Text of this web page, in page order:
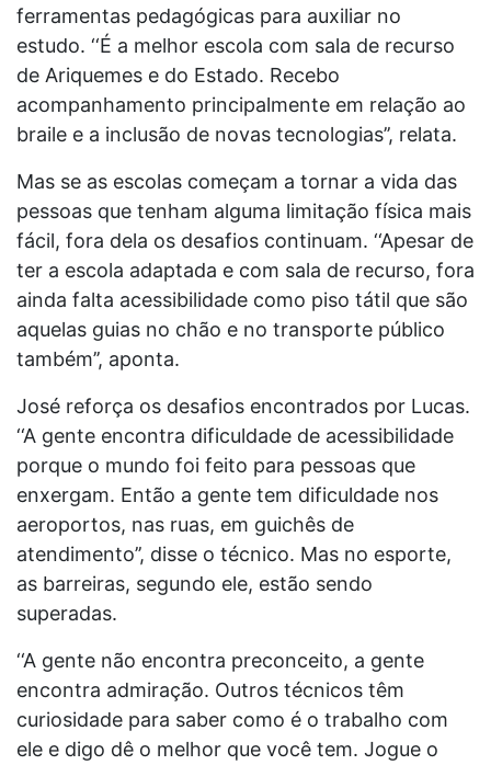
ferramentas pedagógicas para auxiliar no
estudo. ‘‘É a melhor escola com sala de recurso
de Ariquemes e do Estado. Recebo
acompanhamento principalmente em relação ao
braile e a inclusão de novas tecnologias’’, relata.
Mas se as escolas começam a tornar a vida das
pessoas que tenham alguma limitação física mais
fácil, fora dela os desafios continuam. ‘‘Apesar de
ter a escola adaptada e com sala de recurso, fora
ainda falta acessibilidade como piso tátil que são
aquelas guias no chão e no transporte público
também’’, aponta.
José reforça os desafios encontrados por Lucas.
‘‘A gente encontra dificuldade de acessibilidade
porque o mundo foi feito para pessoas que
enxergam. Então a gente tem dificuldade nos
aeroportos, nas ruas, em guichês de
atendimento’’, disse o técnico. Mas no esporte,
as barreiras, segundo ele, estão sendo
superadas.
‘‘A gente não encontra preconceito, a gente
encontra admiração. Outros técnicos têm
curiosidade para saber como é o trabalho com
ele e digo dê o melhor que você tem. Jogue o